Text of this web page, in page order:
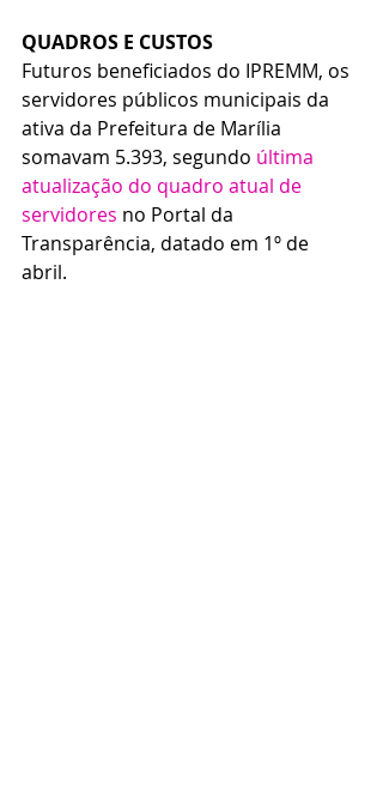
QUADROS E CUSTOS
Futuros beneficiados do IPREMM, os
servidores públicos municipais da
ativa da Prefeitura de Marília
somavam 5.393, segundo última
atualização do quadro atual de
servidores no Portal da
Transparência, datado em 1º de
abril.